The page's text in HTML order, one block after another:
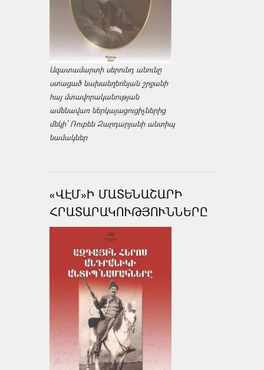
Ազատամարտի սերունդ անունը
ստացած նախաեղեռնյան շրջանի
հայ մտավորականության
ամենավառ ներկայացուցիչներից
մեկի՝ Ռուբեն Զարդարյանի անտիպ
նամակներ
«ՎԷՄ»Ի ՄԱՏԵՆԱՇԱՐԻ
ՀՐԱՏԱՐԱԿՈՒԹՅՈՒՆՆԵՐԸ